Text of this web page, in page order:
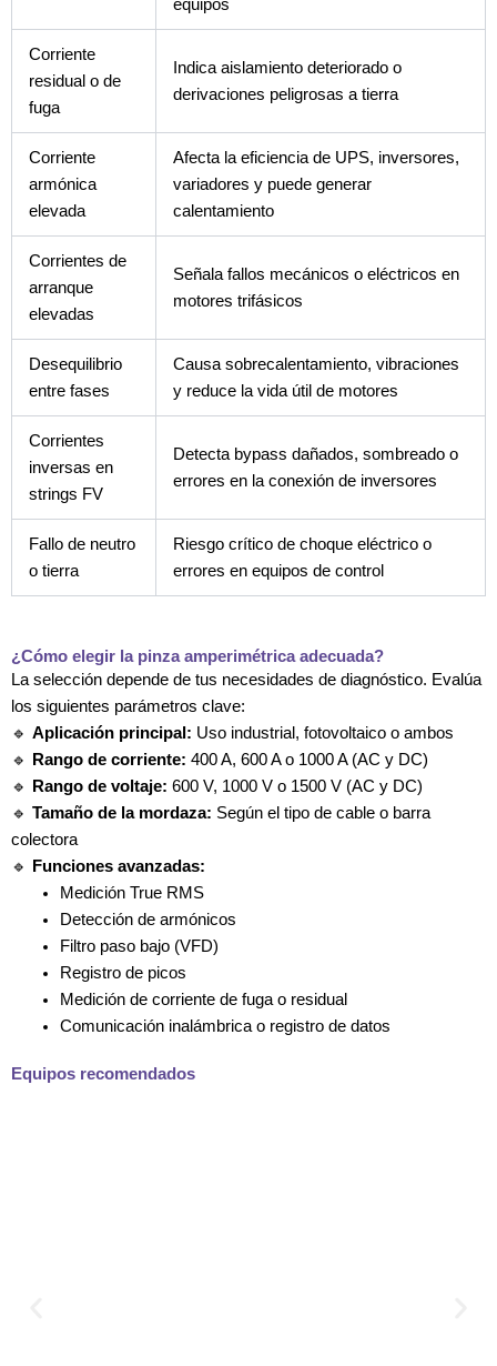
equipos
Corriente
residual o de
fuga
Indica aislamiento deteriorado o
derivaciones peligrosas a tierra
Corriente
armónica
elevada
Afecta la eficiencia de UPS, inversores,
variadores y puede generar
calentamiento
Corrientes de
arranque
elevadas
Señala fallos mecánicos o eléctricos en
motores trifásicos
Desequilibrio
entre fases
Causa sobrecalentamiento, vibraciones
y reduce la vida útil de motores
Corrientes
inversas en
strings FV
Detecta bypass dañados, sombreado o
errores en la conexión de inversores
Fallo de neutro
o tierra
Riesgo crítico de choque eléctrico o
errores en equipos de control
¿Cómo elegir la pinza amperimétrica adecuada?
La selección depende de tus necesidades de diagnóstico. Evalúa
los siguientes parámetros clave:
🔹 Aplicación principal: Uso industrial, fotovoltaico o ambos
🔹
Rango de corriente: 400 A, 600 A o 1000 A (AC y DC)
🔹
Rango de voltaje: 600 V, 1000 V o 1500 V (AC y DC)
🔹 Tamaño de la mordaza: Según el tipo de cable o barra
colectora
🔹
Funciones avanzadas:
Medición True RMS
Detección de armónicos
Filtro paso bajo (VFD)
Registro de picos
Medición de corriente de fuga o residual
Comunicación inalámbrica o registro de datos
Equipos recomendados